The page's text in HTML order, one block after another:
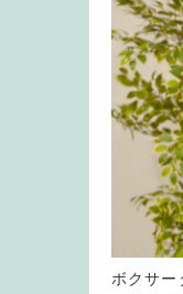
ボクサー